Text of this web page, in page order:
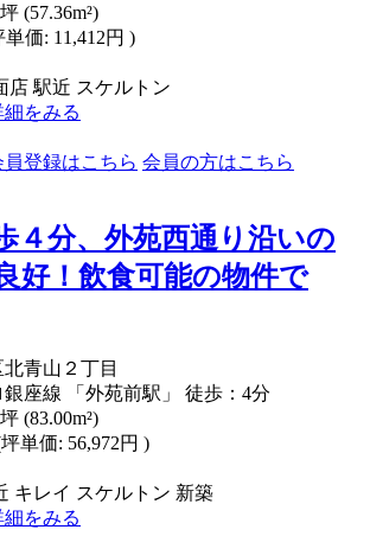
(57.36m²)
単価: 11,412円 )
店 駅近 スケルトン
細をみる
員登録はこちら 会員の方はこちら
４分、外苑西通り沿いの
好！飲食可能の物件で
青山２丁目
座線 「外苑前駅」 徒歩：4分
(83.00m²)
単価: 56,972円 )
キレイ スケルトン 新築
細をみる